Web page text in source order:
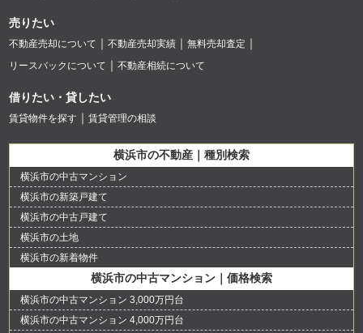
売りたい
不動産売却について 不動産売却実績
無料売却査定
リースバックについて
不動産相続について
借りたい・貸したい
賃貸物件を探す 賃貸管理の相談
横浜市の不動産｜種別検索
横浜市の中古マンション
横浜市の新築戸建て
横浜市の中古戸建て
横浜市の土地
横浜市の新着物件
横浜市の中古マンション｜価格検索
横浜市の中古マンション 3,000万円台
横浜市の中古マンション 4,000万円台